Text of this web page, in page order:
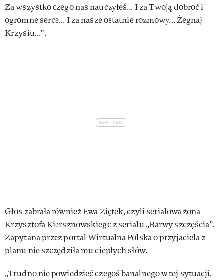
Za wszystko czego nas nauczyłeś... I za Twoją dobroć i
ogromne serce... I za nasze ostatnie rozmowy... Żegnaj
Krzysiu...".
Głos zabrała również Ewa Ziętek, czyli serialowa żona
Krzysztofa Kiersznowskiego z serialu „Barwy szczęścia”.
Zapytana przez portal Wirtualna Polska o przyjaciela z
planu nie szczędziła mu ciepłych słów.
„Trudno nie powiedzieć czegoś banalnego w tej sytuacji.